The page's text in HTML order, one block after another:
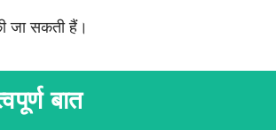
जा सकती हैं।
बात